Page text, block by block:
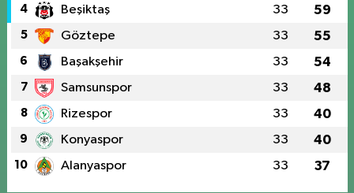
4 Beşiktaş 33 59
5 Göztepe 33 55
6 Başakşehir 33 54
7 Samsunspor 33 48
8 Rizespor 33 40
9 Konyaspor 33 40
10 Alanyaspor 33 37